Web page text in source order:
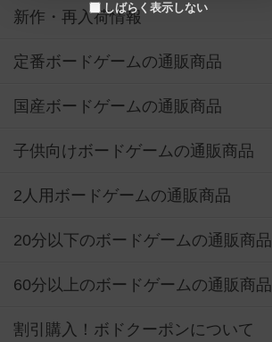
しばらく表示しない
新作・再入荷情報
定番ボードゲームの通販商品
国産ボードゲームの通販商品
子供向けボードゲームの通販商品
2人用ボードゲームの通販商品
20分以下のボードゲームの通販商品
60分以上のボードゲームの通販商品
割引購入！ボドクーポンについて